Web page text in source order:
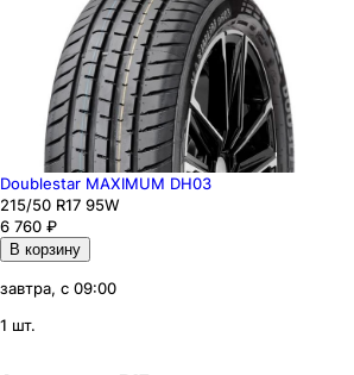
Doublestar MAXIMUM DH03
215/50 R17 95W
6 760 ₽
В корзину
завтра, с 09:00
1 шт.